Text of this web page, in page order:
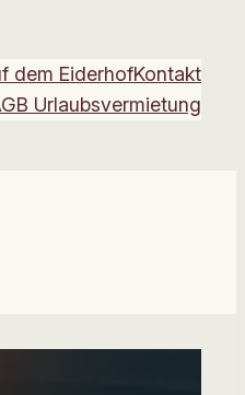
dem EiderhofKontakt
Urlaubsvermietung